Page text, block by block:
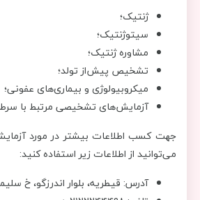
ژنتیک؛
سیتوژنتیک؛
مشاوره ژنتیک؛
تشخیص پیش‌از تولد؛
میکروبیولوژی و بيماری‌های عفونی؛
آزمایش‌های تشخیصی مرتبط با
جهت کسب اطلاعات بیشتر در مورد
می‌توانید از اطلاعات زیر استفاده کنید:
آدرس: قیطریه، بلوار اندرزگو، خ